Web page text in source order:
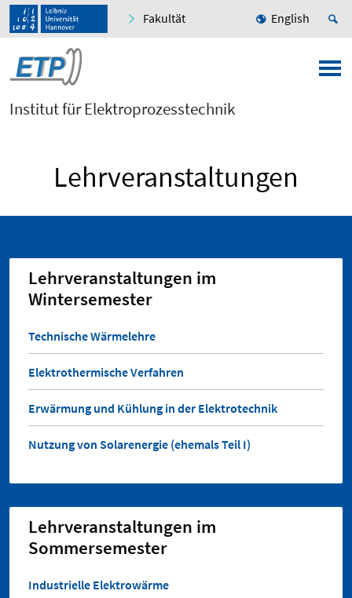
Fakultät English
Institut für Elektroprozesstechnik
Lehrveranstaltungen
Lehrveranstaltungen im
Wintersemester
Technische Wärmelehre
Elektrothermische Verfahren
Erwärmung und Kühlung in der Elektrotechnik
Nutzung von Solarenergie (ehemals Teil I)
Lehrveranstaltungen im
Sommersemester
Industrielle Elektrowärme